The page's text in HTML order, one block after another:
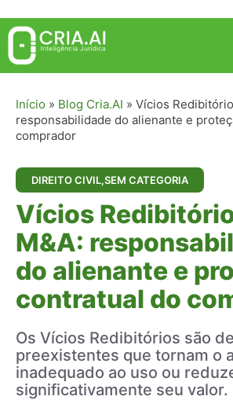
Pular
para
conteúdo
Início » Blog Cria.AI » Vícios
responsabilidade do alienante e
comprador
DIREITO CIVIL,SEM CATEGORIA
Vícios
M&A:
do alienante e
contratual do
Os Vícios Redibitórios são
preexistentes que tornam o
inadequado ao uso ou
significativamente seu valor.